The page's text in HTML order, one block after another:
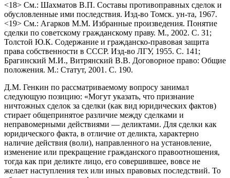
<18> См.: Шахматов В.П. Составы противоправных сделок и
обусловленные ими последствия. Изд-во Томск. ун-та, 1967.
<19> См.: Агарков М.М. Избранные произведения. Понятие
сделки по советскому гражданскому праву. М., 2002. С. 31;
Толстой Ю.К. Содержание и гражданско-правовая защита
права собственности в СССР. Изд-во ЛГУ, 1955. С. 141;
Брагинский М.И., Витрянский В.В. Договорное право: Общие
положения. М.: Статут, 2001. С. 190.
Д.М. Генкин по рассматриваемому вопросу занимал
следующую позицию: «Могут указать, что признание
ничтожных сделок за сделки (как вид юридических фактов)
стирает общепринятое различие между сделками и
неправомерными действиями — деликтами. Для сделки как
юридического факта, в отличие от деликта, характерно
наличие действия (воли), направленного на установление,
изменение или прекращение гражданского правоотношения,
тогда как при деликте лицо, его совершившее, вовсе не
желает наступления тех или иных правовых последствий. То